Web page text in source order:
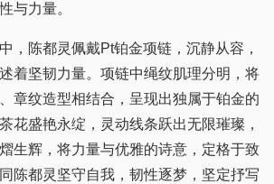
与力量。
陈都灵佩戴Pt铂金项链，沉静从容，
着坚韧力量。项链中绳纹肌理分明，将
章纹造型相结合，呈现出独属于铂金的
花盛艳永绽，灵动线条跃出无限璀璨，
生辉，将力量与优雅的诗意，定格于致
陈都灵坚守自我，韧性逐梦，坚定抒写